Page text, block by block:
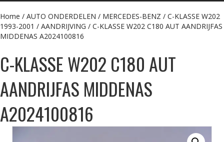
Home / AUTO ONDERDELEN / MERCEDES-BENZ / C-KLASSE W202
1993-2001 / AANDRIJVING / C-KLASSE W202 C180 AUT AANDRIJFAS
MIDDENAS A2024100816
C-KLASSE W202 C180 AUT
AANDRIJFAS MIDDENAS
A2024100816